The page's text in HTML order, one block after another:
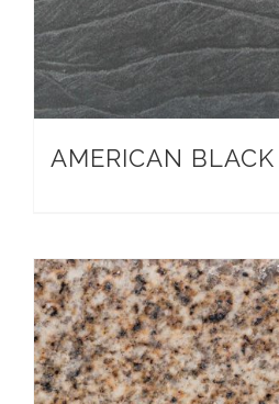
AMERICAN BLACK